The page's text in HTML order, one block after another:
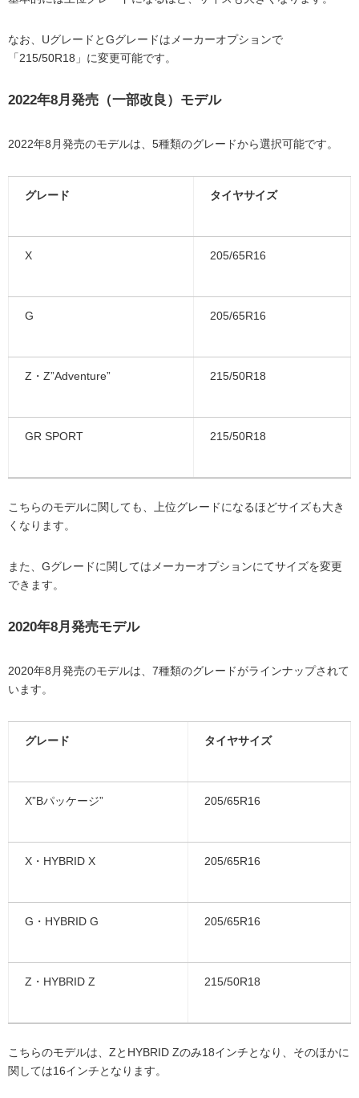
なお、UグレードとGグレードはメーカーオプションで
「215/50R18」に変更可能です。
2022年8月発売（一部改良）モデル
2022年8月発売のモデルは、5種類のグレードから選択可能です。
グレード タイヤサイズ
X 205/65R16
G 205/65R16
Z・Z”Adventure” 215/50R18
GR SPORT 215/50R18
こちらのモデルに関しても、上位グレードになるほどサイズも大き
くなります。
また、Gグレードに関してはメーカーオプションにてサイズを変更
できます。
2020年8月発売モデル
2020年8月発売のモデルは、7種類のグレードがラインナップされて
います。
グレード タイヤサイズ
X”Bパッケージ” 205/65R16
X・HYBRID X 205/65R16
G・HYBRID G 205/65R16
Z・HYBRID Z 215/50R18
こちらのモデルは、ZとHYBRID Zのみ18インチとなり、そのほかに
関しては16インチとなります。